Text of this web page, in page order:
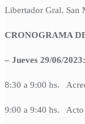
Libertador Gral. San
CRONOGRAMA
– Jueves 29/06/2023:
8:30 a 9:00 hs.
9:00 a 9:40 hs. Acto